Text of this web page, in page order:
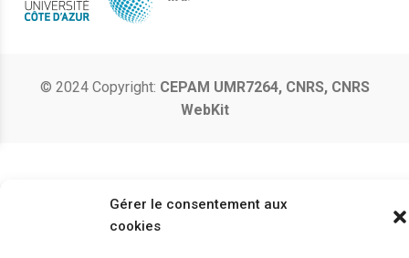
Gérer le consentement aux
cookies
© 2024 Copyright: CEPAM UMR7264, CNRS, CNRS
WebKit